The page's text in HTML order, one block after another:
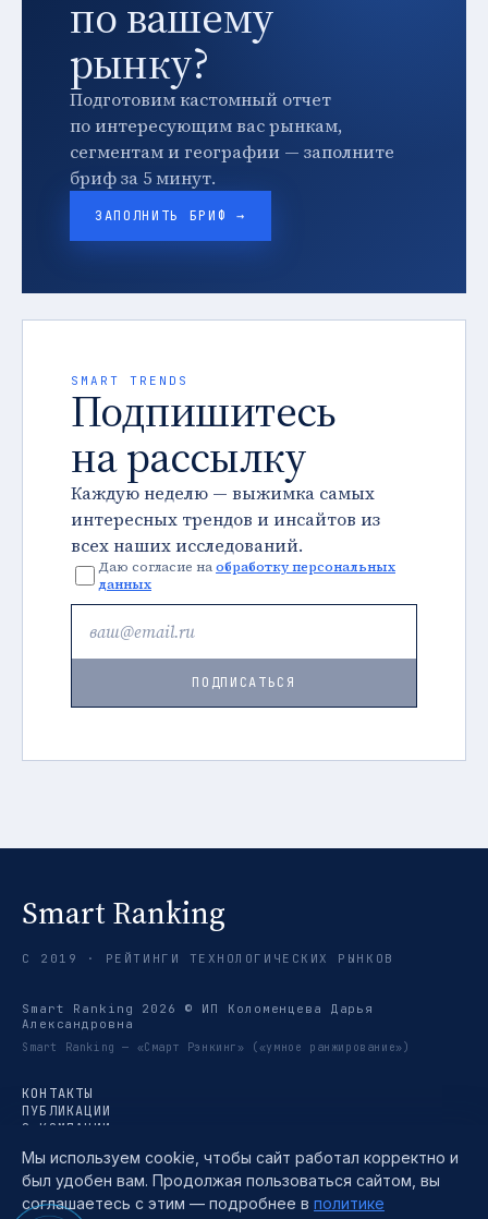
по вашему
рынку?
Подготовим кастомный отчет
по интересующим вас рынкам,
сегментам и географии — заполните
бриф за 5 минут.
ЗАПОЛНИТЬ БРИФ →
SMART TRENDS
Подпишитесь
на рассылку
Каждую неделю — выжимка самых
интересных трендов и инсайтов из
всех наших исследований.
Даю согласие наобработку персональных
данных
ПОДПИСАТЬСЯ
Smart Ranking
С 2019 · РЕЙТИНГИ ТЕХНОЛОГИЧЕСКИХ РЫНКОВ
Smart Ranking 2026 © ИП Коломенцева Дарья
Александровна
Smart Ranking — «Смарт Рэнкинг» («умное ранжирование»)
КОНТАКТЫ
ПУБЛИКАЦИИ
О КОМПАНИИ
ТРЕНДЫ
МЕТОДИКА
TELEGRAM →
ПОЛИТИКА КОНФИДЕНЦИАЛЬНОСТИ
Мы используем cookie, чтобы сайт работал корректно и
был удобен вам. Продолжая пользоваться сайтом, вы
соглашаетесь с этим — подробнее в политике